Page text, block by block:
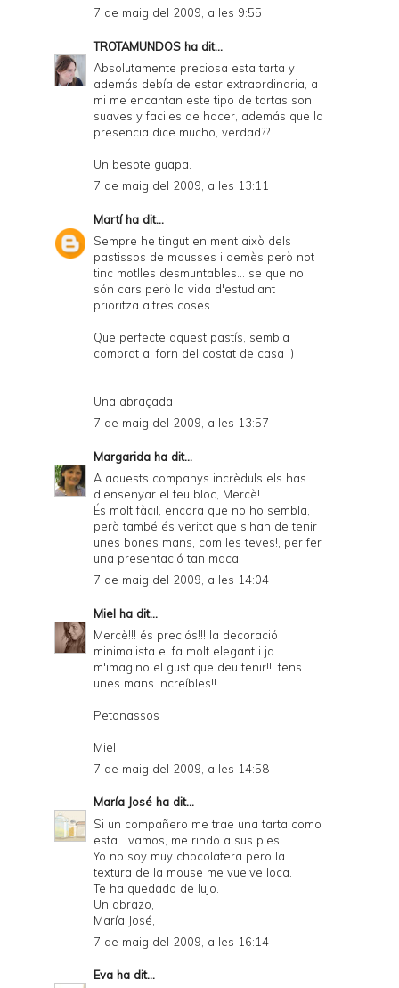
7 de maig del 2009, a les 9:55
TROTAMUNDOS ha dit...
Absolutamente preciosa esta tarta y
además debía de estar extraordinaria, a
mi me encantan este tipo de tartas son
suaves y faciles de hacer, además que la
presencia dice mucho, verdad??
Un besote guapa.
7 de maig del 2009, a les 13:11
Martíha dit...
Sempre he tingut en ment això dels
pastissos de mousses i demès però not
tinc motlles desmuntables... se que no
són cars però la vida d'estudiant
prioritza altres coses...
Que perfecte aquest pastís, sembla
comprat al forn del costat de casa ;)
Una abraçada
7 de maig del 2009, a les 13:57
Margarida ha dit...
A aquests companys incrèduls els has
d'ensenyar el teu bloc, Mercè!
És molt fàcil, encara que no ho sembla,
però també és veritat que s'han de tenir
unes bones mans, com les teves!, per fer
una presentació tan maca.
7 de maig del 2009, a les 14:04
Miel ha dit...
Mercè!!! és preciós!!! la decoració
minimalista el fa molt elegant i ja
m'imagino el gust que deu tenir!!! tens
unes mans increíbles!!
Petonassos
Miel
7 de maig del 2009, a les 14:58
María José ha dit...
Si un compañero me trae una tarta como
esta....vamos, me rindo a sus pies.
Yo no soy muy chocolatera pero la
textura de la mouse me vuelve loca.
Te ha quedado de lujo.
Un abrazo,
María José,
7 de maig del 2009, a les 16:14
Eva ha dit...